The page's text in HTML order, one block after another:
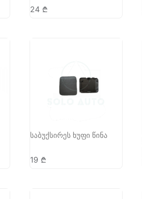
24 ₾
საბუქსირეს ხუფი წინა
19 ₾